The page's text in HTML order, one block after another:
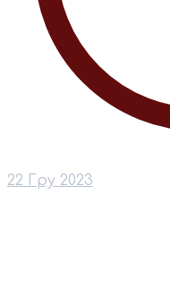
22 Гру 2023